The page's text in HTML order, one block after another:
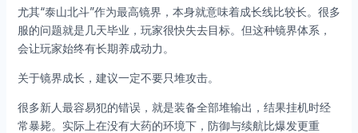
尤其“泰山北斗”作为最高镜界，本身就意味着成长线比较长。很多
服的问题就是几天毕业，玩家很快失去目标。但这种镜界体系，
会让玩家始终有长期养成动力。
关于镜界成长，建议一定不要只堆攻击。
很多新人最容易犯的错误，就是装备全部堆输出，结果挂机时经
常暴毙。实际上在没有大药的环境下，防御与续航比爆发更重